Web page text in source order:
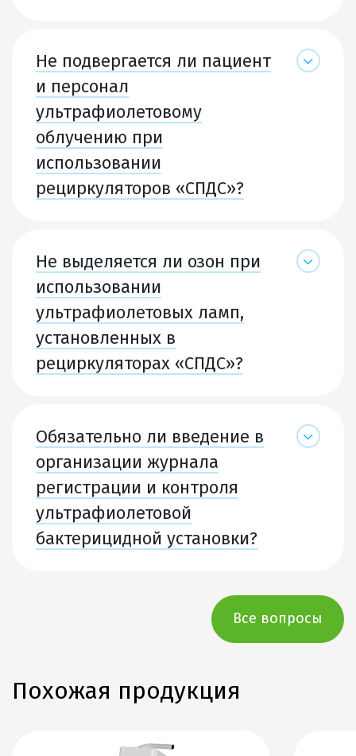
Не подвергается ли пациент
и персонал
ультрафиолетовому
облучению при
использовании
рециркуляторов «СПДС»?
Не выделяется ли озон при
использовании
ультрафиолетовых ламп,
установленных в
рециркуляторах «СПДС»?
Обязательно ли введение в
организации журнала
регистрации и контроля
ультрафиолетовой
бактерицидной установки?
Все вопросы
Похожая продукция